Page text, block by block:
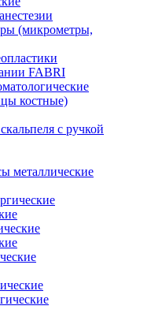
(микрометры,
FABRI
костные)
с ручкой
металлические